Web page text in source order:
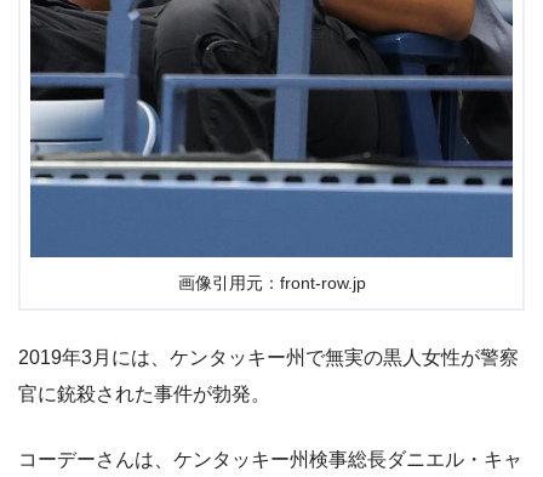
画像引用元：front-row.jp
2019年3月には、ケンタッキー州で無実の黒人女性が警察
官に銃殺された事件が勃発。
コーデーさんは、ケンタッキー州検事総長ダニエル・キャ